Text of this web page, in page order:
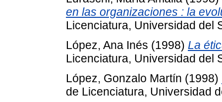
en las organizaciones : la
Licenciatura, Universidad del
López, Ana Inés (1998) La
Licenciatura, Universidad del
López, Gonzalo Martín (1998)
de Licenciatura, Universidad